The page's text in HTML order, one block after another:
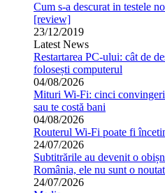
Cum s-a descurat in testele
[review]
23/12/2019
Latest News
Restartarea PC-ului: cât de
folosești computerul
04/08/2026
Mituri Wi-Fi: cinci convingeri
sau te costă bani
04/08/2026
Routerul Wi-Fi poate fi
24/07/2026
Subtitrările au devenit o
România, ele nu sunt o
24/07/2026